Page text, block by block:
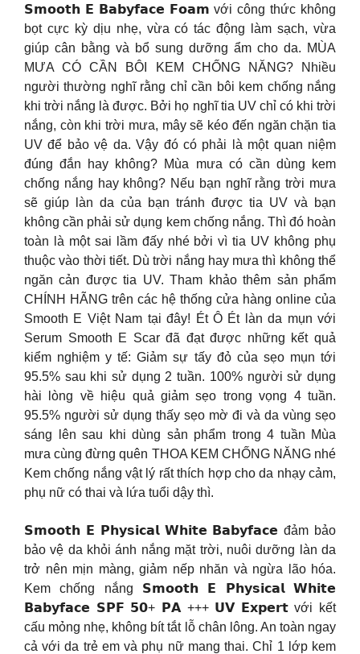
𝗦𝗺𝗼𝗼𝘁𝗵 𝗘 𝗕𝗮𝗯𝘆𝗳𝗮𝗰𝗲 𝗙𝗼𝗮𝗺 với công thức không
bọt cực kỳ dịu nhẹ, vừa có tác động làm sạch, vừa
giúp cân bằng và bổ sung dưỡng ẩm cho da. MÙA
MƯA CÓ CẦN BÔI KEM CHỐNG NĂNG? Nhiều
người thường nghĩ rằng chỉ cần bôi kem chống nắng
khi trời nắng là được. Bởi họ nghĩ tia UV chỉ có khi trời
nắng, còn khi trời mưa, mây sẽ kéo đến ngăn chặn tia
UV để bảo vệ da. Vậy đó có phải là một quan niệm
đúng đắn hay không? Mùa mưa có cần dùng kem
chống nắng hay không? Nếu bạn nghĩ rằng trời mưa
sẽ giúp làn da của bạn tránh được tia UV và bạn
không cần phải sử dụng kem chống nắng. Thì đó hoàn
toàn là một sai lầm đấy nhé bởi vì tia UV không phụ
thuộc vào thời tiết. Dù trời nắng hay mưa thì không thể
ngăn cản được tia UV. Tham khảo thêm sản phẩm
CHÍNH HÃNG trên các hệ thống cửa hàng online của
Smooth E Việt Nam tại đây! Ét Ô Ét làn da mụn với
Serum Smooth E Scar đã đạt được những kết quả
kiểm nghiệm y tế: Giảm sự tấy đỏ của sẹo mụn tới
95.5% sau khi sử dụng 2 tuần. 100% người sử dụng
hài lòng về hiệu quả giảm sẹo trong vọng 4 tuần.
95.5% người sử dụng thấy sẹo mờ đi và da vùng sẹo
sáng lên sau khi dùng sản phẩm trong 4 tuần Mùa
mưa cùng đừng quên THOA KEM CHỐNG NĂNG nhé
Kem chống nắng vật lý rất thích hợp cho da nhạy cảm,
phụ nữ có thai và lứa tuổi dậy thì.
𝗦𝗺𝗼𝗼𝘁𝗵 𝗘 𝗣𝗵𝘆𝘀𝗶𝗰𝗮𝗹 𝗪𝗵𝗶𝘁𝗲 𝗕𝗮𝗯𝘆𝗳𝗮𝗰𝗲 đảm bảo
bảo vệ da khỏi ánh nắng mặt trời, nuôi dưỡng làn da
trở nên mịn màng, giảm nếp nhăn và ngừa lão hóa.
Kem chống nắng 𝗦𝗺𝗼𝗼𝘁𝗵 𝗘 𝗣𝗵𝘆𝘀𝗶𝗰𝗮𝗹 𝗪𝗵𝗶𝘁𝗲
𝗕𝗮𝗯𝘆𝗳𝗮𝗰𝗲 𝗦𝗣𝗙 𝟱𝟬+ 𝗣𝗔 +++ 𝗨𝗩 𝗘𝘅𝗽𝗲𝗿𝘁 với kết
cấu mỏng nhẹ, không bít tắt lỗ chân lông. An toàn ngay
cả với da trẻ em và phụ nữ mang thai. Chỉ 1 lớp kem